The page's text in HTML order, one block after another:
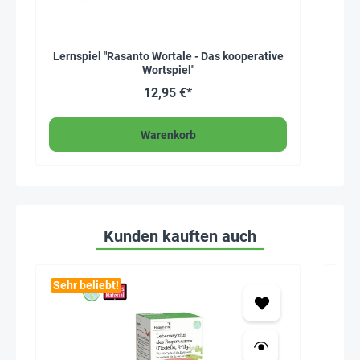
Lernspiel "Rasanto Wortale - Das kooperative
Wortspiel"
12,95 €*
Warenkorb
Kunden kauften auch
Sehr beliebt!